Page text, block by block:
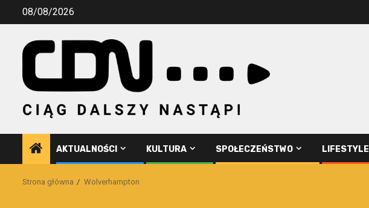
Przejdź08/08/2026
AKTUALNOŚCI KULTURA SPOŁECZEŃSTWO LIFESTYLE
Strona główna Wolverhampton